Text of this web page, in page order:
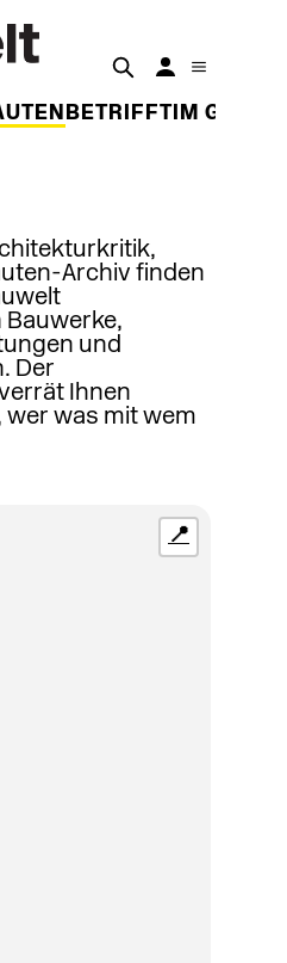
BETRIFFT IM
Archiv finden
und
Der
Ihnen
was mit wem
📍